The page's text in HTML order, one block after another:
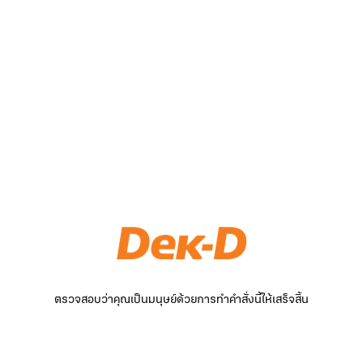
ตรวจสอบว่าคุณเป็นมนุษย์ด้วยการทำคำสั่งนี้ให้เสร็จสิ้น